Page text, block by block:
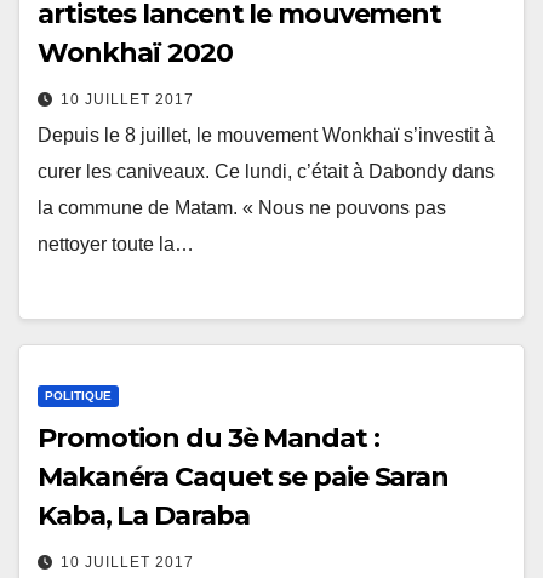
artistes lancent le mouvement
Wonkhaï 2020
10 JUILLET 2017
Depuis le 8 juillet, le mouvement Wonkhaï s’investit à
curer les caniveaux. Ce lundi, c’était à Dabondy dans
la commune de Matam. « Nous ne pouvons pas
nettoyer toute la…
POLITIQUE
Promotion du 3è Mandat :
Makanéra Caquet se paie Saran
Kaba, La Daraba
10 JUILLET 2017